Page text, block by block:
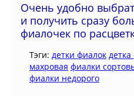
Очень удобно
и получить сразу
фиалочек по
Тэги: детки фиалок
махровая фиалки
фиалки недорого